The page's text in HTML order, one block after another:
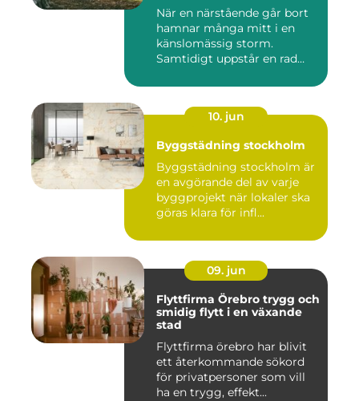
När en närstående går bort
hamnar många mitt i en
känslomässig storm.
Samtidigt uppstår en rad
10. jun
Byggstädning stockholm
Byggstädning stockholm är
en avgörande del av varje
byggprojekt när lokaler ska
göras klara för infl...
09. jun
Flyttfirma Örebro trygg och
smidig flytt i en växande
stad
Flyttfirma örebro har blivit
ett återkommande sökord
för privatpersoner som vill
ha en trygg, effekt...